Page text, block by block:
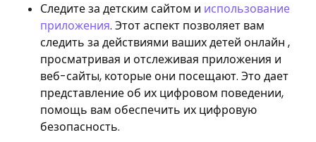
Следите за детским сайтом и использование
приложения. Этот аспект позволяет вам
следить за действиями ваших детей онлайн ,
просматривая и отслеживая приложения и
веб-сайты, которые они посещают. Это дает
представление об их цифровом поведении,
помощь вам обеспечить их цифровую
безопасность.